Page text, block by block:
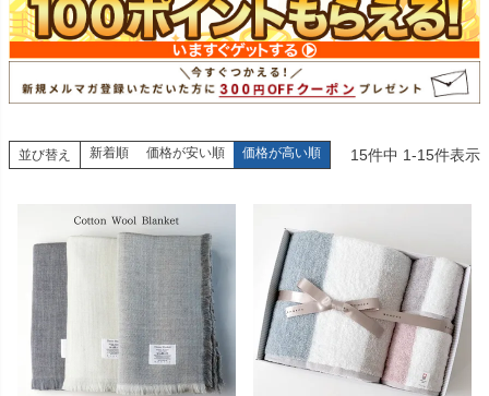
並び替え 新着順 価格が安い順 価格が高い順 15件中 1-15件表示